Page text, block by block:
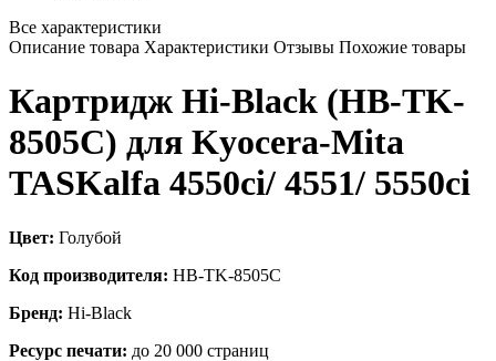
Все характеристики
Описание товара Характеристики Отзывы Похожие товары
Картридж Hi-Black (HB-TK-
8505C) для Kyocera-Mita
TASKalfa 4550ci/ 4551/ 5550ci
Цвет: Голубой
Код производителя: HB-TK-8505C
Бренд: Hi-Black
Ресурс печати: до 20 000 страниц